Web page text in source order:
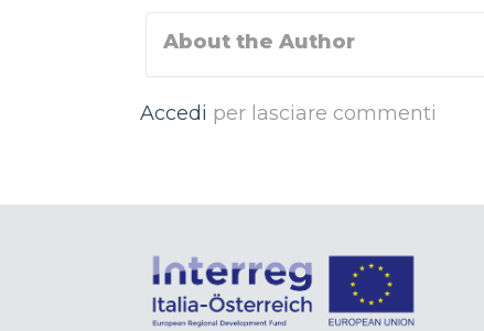
About the Author
Accedi per lasciare commenti